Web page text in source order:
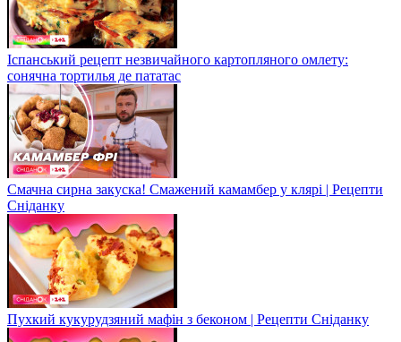
Іспанський рецепт незвичайного картопляного омлету:
сонячна тортилья де пататас
Смачна сирна закуска! Смажений камамбер у клярі | Рецепти
Сніданку
Пухкий кукурудзяний мафін з беконом | Рецепти Сніданку